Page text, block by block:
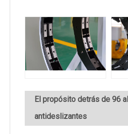
El propósito detrás de 96
antideslizantes